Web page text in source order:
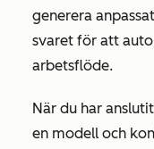
generera
svaret för att
arbetsflöde.
När du har
en modell och